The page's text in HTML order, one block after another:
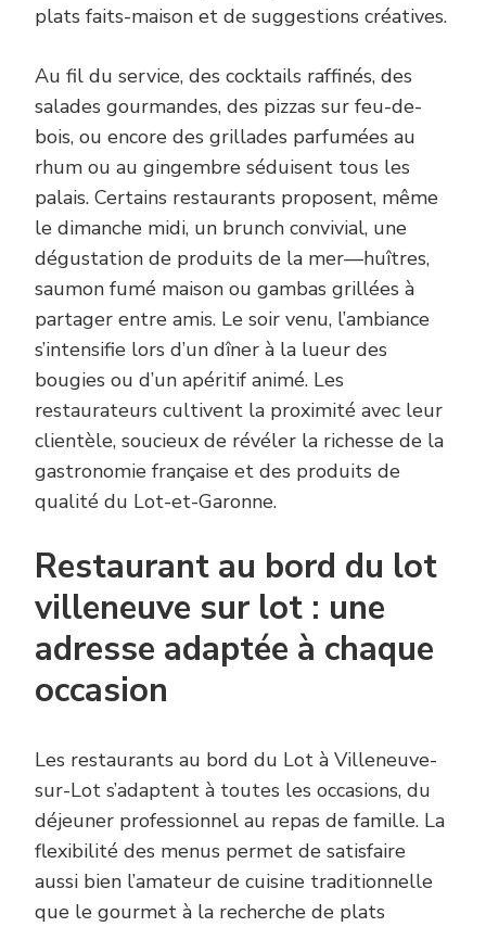
plats faits-maison et de suggestions créatives.
Au fil du service, des cocktails raffinés, des
salades gourmandes, des pizzas sur feu-de-
bois, ou encore des grillades parfumées au
rhum ou au gingembre séduisent tous les
palais. Certains restaurants proposent, même
le dimanche midi, un brunch convivial, une
dégustation de produits de la mer—huîtres,
saumon fumé maison ou gambas grillées à
partager entre amis. Le soir venu, l’ambiance
s’intensifie lors d’un dîner à la lueur des
bougies ou d’un apéritif animé. Les
restaurateurs cultivent la proximité avec leur
clientèle, soucieux de révéler la richesse de la
gastronomie française et des produits de
qualité du Lot-et-Garonne.
Restaurant au bord du lot
villeneuve sur lot : une
adresse adaptée à chaque
occasion
Les restaurants au bord du Lot à Villeneuve-
sur-Lot s’adaptent à toutes les occasions, du
déjeuner professionnel au repas de famille. La
flexibilité des menus permet de satisfaire
aussi bien l’amateur de cuisine traditionnelle
que le gourmet à la recherche de plats